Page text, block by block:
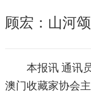
顾宏：山河颂
本报讯 通讯员
澳门收藏家协会